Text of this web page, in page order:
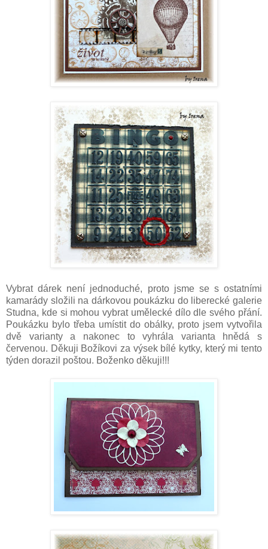
Vybrat dárek není jednoduché, proto jsme se s ostatními
kamarády složili na dárkovou poukázku do liberecké galerie
Studna, kde si mohou vybrat umělecké dílo dle svého přání.
Poukázku bylo třeba umístit do obálky, proto jsem vytvořila
dvě varianty a nakonec to vyhrála varianta hnědá s
červenou. Děkuji Božíkovi za výsek bílé kytky, který mi tento
týden dorazil poštou. Boženko děkuji!!!